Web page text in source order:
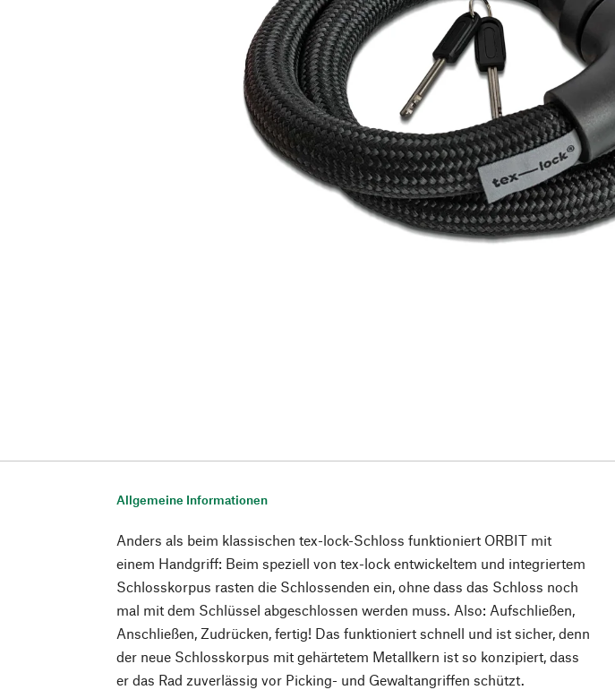
Allgemeine Informationen
Anders als beim klassischen tex-lock-Schloss funktioniert ORBIT mit
einem Handgriff: Beim speziell von tex-lock entwickeltem und integriertem
Schlosskorpus rasten die Schlossenden ein, ohne dass das Schloss noch
mal mit dem Schlüssel abgeschlossen werden muss. Also: Aufschließen,
Anschließen, Zudrücken, fertig! Das funktioniert schnell und ist sicher, denn
der neue Schlosskorpus mit gehärtetem Metallkern ist so konzipiert, dass
er das Rad zuverlässig vor Picking- und Gewaltangriffen schützt.